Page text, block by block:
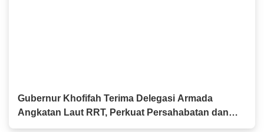
Gubernur Khofifah Terima Delegasi Armada
Angkatan Laut RRT, Perkuat Persahabatan dan
Kerja Sama Industri Perkapalan